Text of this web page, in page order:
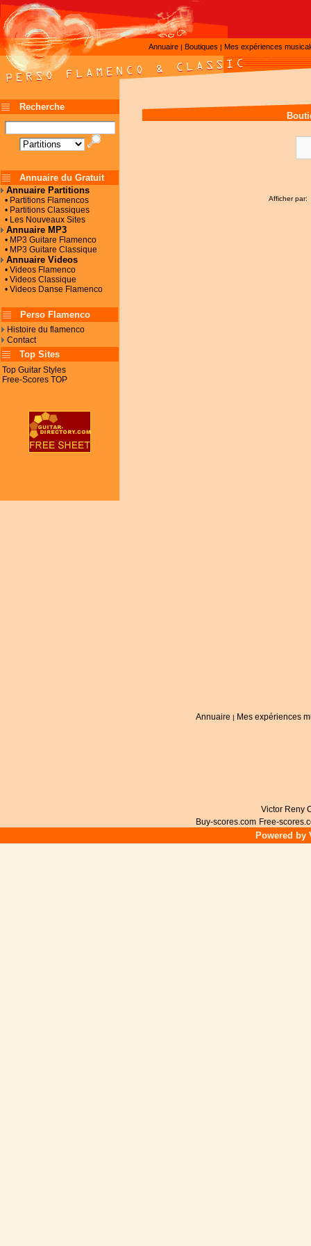
Annuaire | Boutiques | Mes expériences
Recherche
Annuaire du Gratuit
Annuaire Partitions
• Partitions Flamencos
• Partitions Classiques
• Les Nouveaux Sites
Annuaire MP3
• MP3 Guitare Flamenco
• MP3 Guitare Classique
Annuaire Videos
• Videos Flamenco
• Videos Classique
• Videos Danse Flamenco
Perso Flamenco
Histoire du flamenco
Contact
Top Sites
Top Guitar Styles
Free-Scores TOP
Afficher par:
Annuaire | Mes expériences
Victor Reny
Buy-scores.com Free-
Powered by